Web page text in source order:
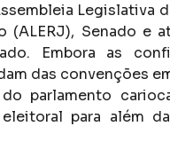
Legislativa
(ALERJ), Senado e
Embora as
das convenções
parlamento
para além